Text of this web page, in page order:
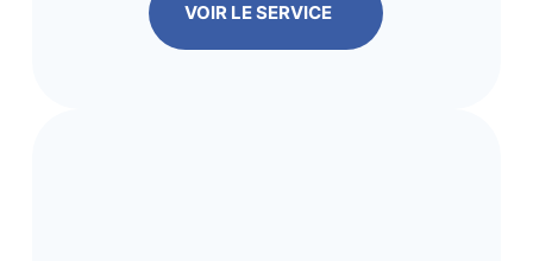
VOIR LE SERVICE